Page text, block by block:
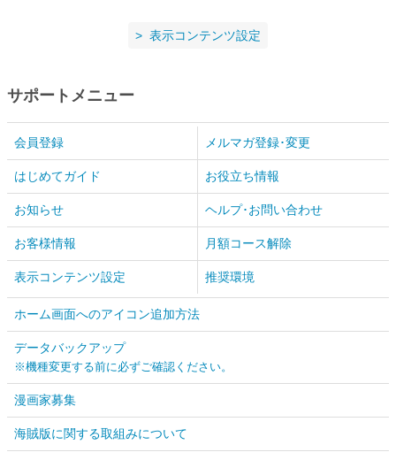
表示コンテンツ設定
サポートメニュー
会員登録 メルマガ登録･変更
はじめてガイド お役立ち情報
お知らせ ヘルプ･お問い合わせ
お客様情報 月額コース解除
表示コンテンツ設定 推奨環境
ホーム画面へのアイコン追加方法
データバックアップ
※機種変更する前に必ずご確認ください。
漫画家募集
海賊版に関する取組みについて